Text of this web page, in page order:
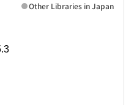
Other Libraries in Japan